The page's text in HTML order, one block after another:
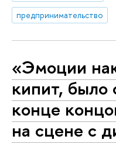
предпринимательство
«Эмоции
кипит, было
конце
на сцене с